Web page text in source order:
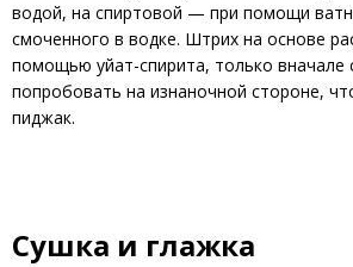
водой, на спиртовой — при помощи
смоченного в водке. Штрих на основе
помощью уйат-спирита, только вначале
попробовать на изнаночной стороне,
пиджак.
Сушка и глажка